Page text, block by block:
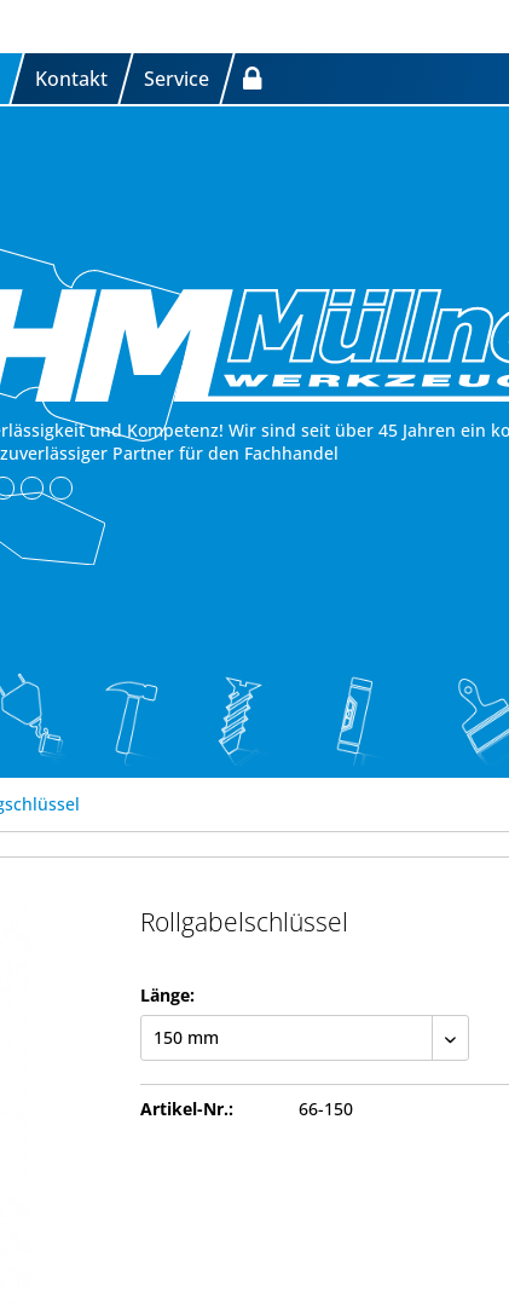
Kontakt Service
und Kompetenz! Wir sind seit über 45 Jahren ein
Partner für den Fachhandel
Rollgabelschlüssel
Länge:
Artikel-Nr.: 66-150